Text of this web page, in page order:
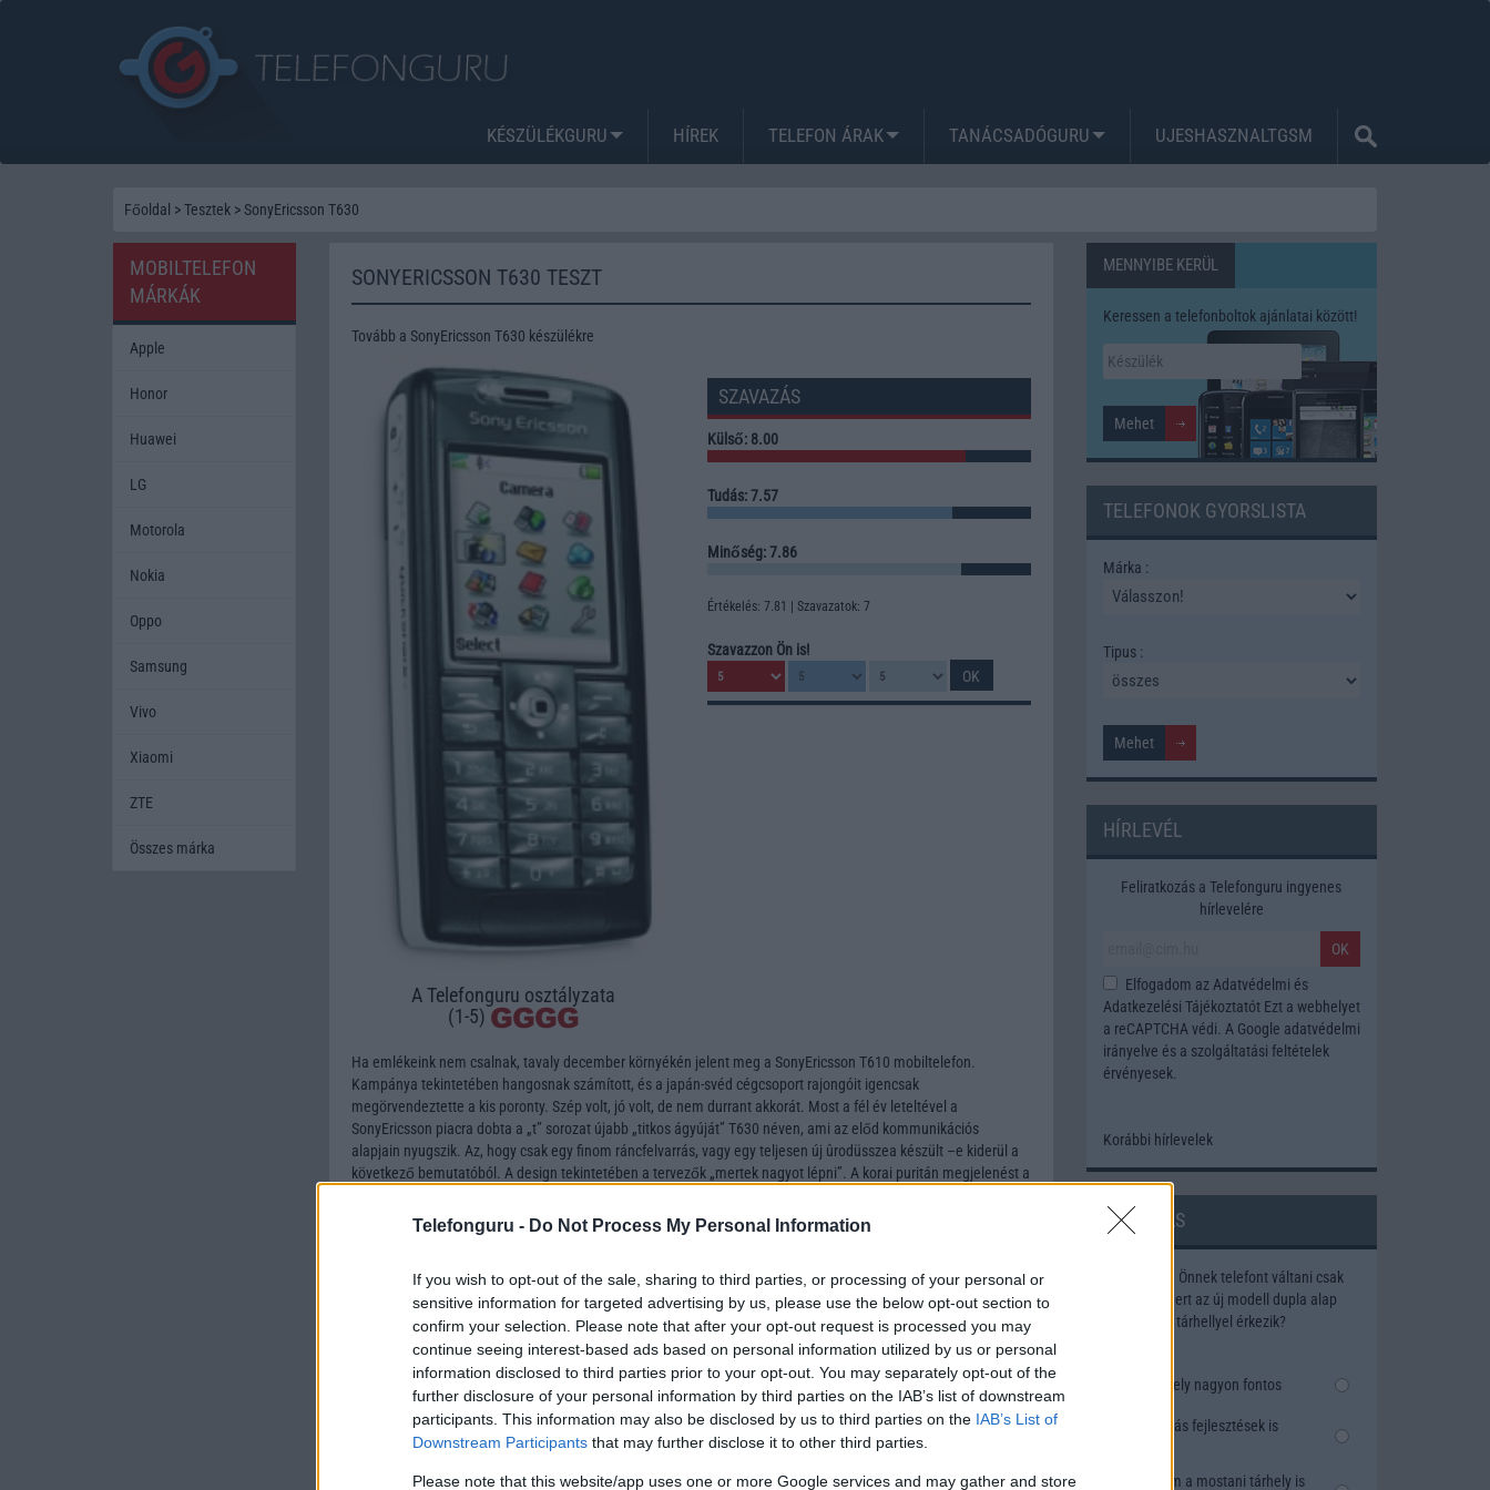
Telefonguru - Do Not Process My Personal Information
If you wish to opt-out of the sale, sharing to third parties, or processing of your personal or
sensitive information for targeted advertising by us, please use the below opt-out section to
confirm your selection. Please note that after your opt-out request is processed you may
continue seeing interest-based ads based on personal information utilized by us or personal
information disclosed to third parties prior to your opt-out. You may separately opt-out of the
further disclosure of your personal information by third parties on the IAB’s list of downstream
participants. This information may also be disclosed by us to third parties on the IAB’s List of
Downstream Participants that may further disclose it to other third parties.
Please note that this website/app uses one or more Google services and may gather and store
KÉSZÜLÉKGURU HÍREK TELEFON ÁRAK TANÁCSADÓGURU UJESHASZNALTGSM
Főoldal >Tesztek > SonyEricsson T630
SONYERICSSON T630 TESZT
Tovább a SonyEricsson T630 készülékre
A Telefonguru osztályzata
(1-5)
SZAVAZÁS
Külső: 8.00
Tudás: 7.57
Minőség: 7.86
Értékelés: 7.81 | Szavazatok: 7
Szavazzon Ön is!
Ha emlékeink nem csalnak, tavaly december környékén jelent meg a SonyEricsson T610 mobiltelefon.
Kampánya tekintetében hangosnak számított, és a japán-svéd cégcsoport rajongóit igencsak
megörvendeztette a kis poronty. Szép volt, jó volt, de nem durrant akkorát. Most a fél év leteltével a
SonyEricsson piacra dobta a „t” sorozat újabb „titkos ágyúját” T630 néven, ami az előd kommunikációs
alapjain nyugszik. Az, hogy csak egy finom ráncfelvarrás, vagy egy teljesen új ûrodüsszea készült –e kiderül a
következő bemutatóból. A design tekintetében a tervezők „mertek nagyot lépni”. A korai puritán megjelenést a
sugalló. A formavilág letisztult, minimalista szemléletű és ami talán a legnagyobb előnye, hogy igényesen van
összeszerelve. A kijelző méretileg azonos a T610-ével (65000 szín, 120x160 pixel), de összhatásában sokkal
A gombok. A gombok nagyon egyben vannak, ez minőségileg és megjelenésileg is igaz. Ugyanekkor kellemes
méretűek és meglehetősen kézre állóak kezelés közben. Az oldalsó billentyűkkel a profilt, a hangerőt
kapcsolgathatjuk, míg a másik oldalon a kamerát és az internetet kapcsolhatjuk be. Ez utóbbi egy futurisztikus
„online” -----> szöveggel van ellátva. A középső navigációs gombról nem esett szó, de erre is csak az mondható
el, mint a klaviatúra többi szereplőjéről: jó!
A belső: A menü és a logika nem változott, de ezt persze ilyen gyakorta nem is várhattuk el. Az egyes funkciók
letöltéseknek és a wap használatnak, ezért itt is szinte mindig az első almenü a „további…” . A memória nem
MENNYIBE KERÜL
Keressen a telefonboltok ajánlatai között!
TELEFONOK GYORSLISTA
Márka :
Tipus :
HÍRLEVÉL
Feliratkozás a Telefonguru ingyenes
hírlevelére
OK
Elfogadom az Adatvédelmi és
Adatkezelési TájékoztatótEzt a webhelyet
a reCAPTCHA védi. A Google adatvédelmi
irányelve és a szolgáltatási feltételek
érvényesek.
Korábbi hírlevelek
SZAVAZÁS
Megérné Önnek telefont váltani csak
azért, mert az új modell dupla alap
tárhellyel érkezik?
Igen, a tárhely nagyon fontos
Talán, ha más fejlesztések is
Nem, nekem a mostani tárhely is
MOBILTELEFON
MÁRKÁK
Apple
Honor
Huawei
LG
Motorola
Nokia
Oppo
Samsung
Vivo
Xiaomi
ZTE
Összes márka